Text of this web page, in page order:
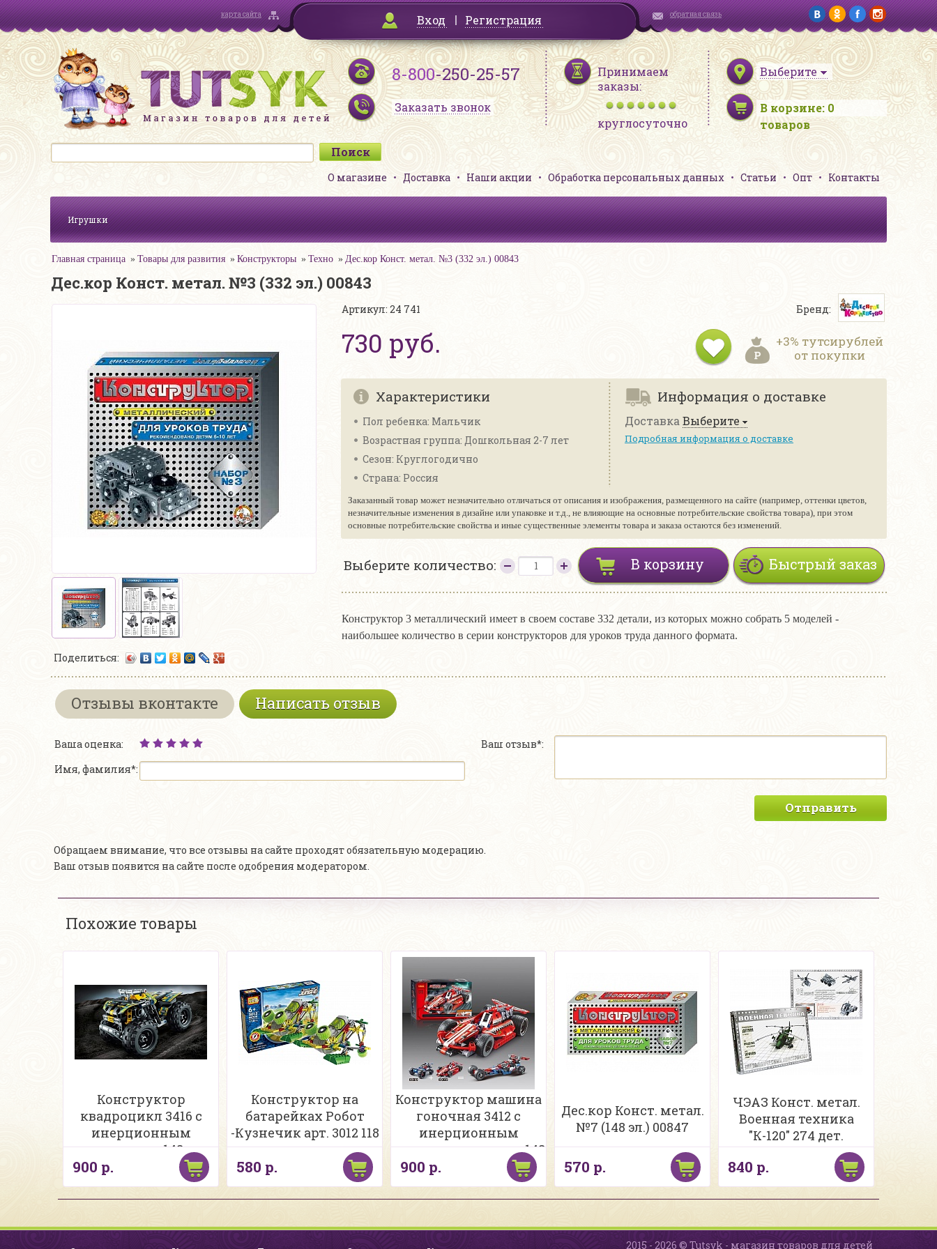
карта сайта Вход Регистрация обратная связь
8-800-250-25-57
Заказать звонок
Принимаем
заказы:
круглосуточно
Выберите
В корзине: 0
товаров
О магазине Доставка Наши акции Обработка персональных данных Статьи Опт Контакты
Игрушки
Главная страница Товары для развития Конструкторы Техно Дес.кор Конст. метал. №3 (332 эл.) 00843
Дес.кор Конст. метал. №3 (332 эл.) 00843
Поделиться:
Артикул: 24 741
730 руб.
Бренд:
+3% тутсирублей
от покупки
Характеристики
Пол ребенка: Мальчик
Возрастная группа: Дошкольная 2-7 лет
Сезон: Круглогодично
Страна: Россия
Информация о доставке
Доставка Выберите
Подробная информация о доставке
Заказанный товар может незначительно отличаться от описания и изображения, размещенного на сайте (например, оттенки цветов,
незначительные изменения в дизайне или упаковке и т.д., не влияющие на основные потребительские свойства товара), при этом
основные потребительские свойства и иные существенные элементы товара и заказа остаются без изменений.
Выберите количество: Быстрый заказ
В корзину
Конструктор 3 металлический имеет в своем составе 332 детали, из которых можно собрать 5 моделей -
наибольшее количество в серии конструкторов для уроков труда данного формата.
Отзывы вконтакте Написать отзыв
Ваша оценка:
Имя, фамилия*:
Ваш отзыв*:
Отправить
Обращаем внимание, что все отзывы на сайте проходят обязательную модерацию.
Ваш отзыв появится на сайте после одобрения модератором.
Похожие товары
Конструктор
квадроцикл 3416 с
инерционным
механизмом 148дет.
900 р.
Конструктор на
батарейках Робот
-Кузнечик арт. 3012 118
дет
580 р.
Конструктор машина
гоночная 3412 с
инерционным
механизмом красн 148
900 р.
Дес.кор Конст. метал.
№7 (148 эл.) 00847
570 р.
ЧЭАЗ Конст. метал.
Военная техника
"К-120" 274 дет.
840 р.
2015 - 2026 © Tutsyk - магазин товаров для детей